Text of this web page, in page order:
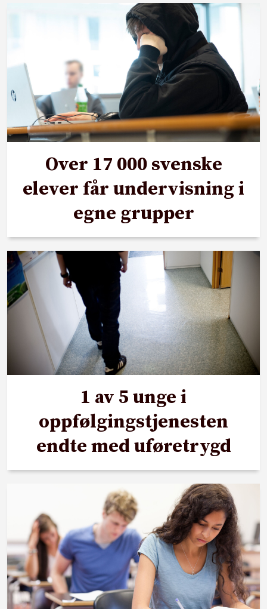
Over 17 000 svenske
elever får undervisning i
egne grupper
1 av 5 unge i
oppfølgingstjenesten
endte med uføretrygd